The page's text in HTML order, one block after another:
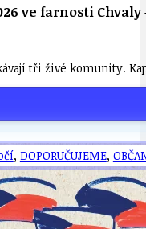
ve farnosti
tři živé komunity.
, DOPORUČUJEME,